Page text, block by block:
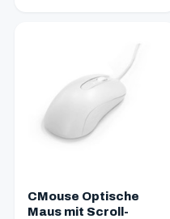
CMouse Optische
Maus mit Scroll-